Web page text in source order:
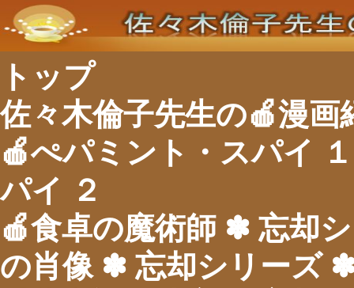
トップ
佐々木倫子先生の🍎漫画
🍎ぺパミント・スパイ １
パイ ２
🍎食卓の魔術師 ✽ 忘却
の肖像 ✽ 忘却シリーズ